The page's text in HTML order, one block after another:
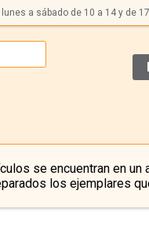
lunes a sábado de 10 a 14 y de
se encuentran en un
los ejemplares